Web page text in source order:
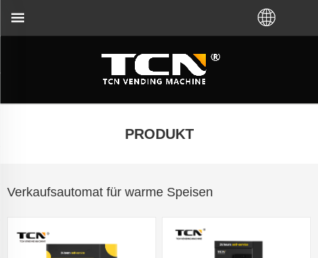
PRODUKT
Verkaufsautomat für warme Speisen
VM von der TCN-Fabrik oder einem lokalen